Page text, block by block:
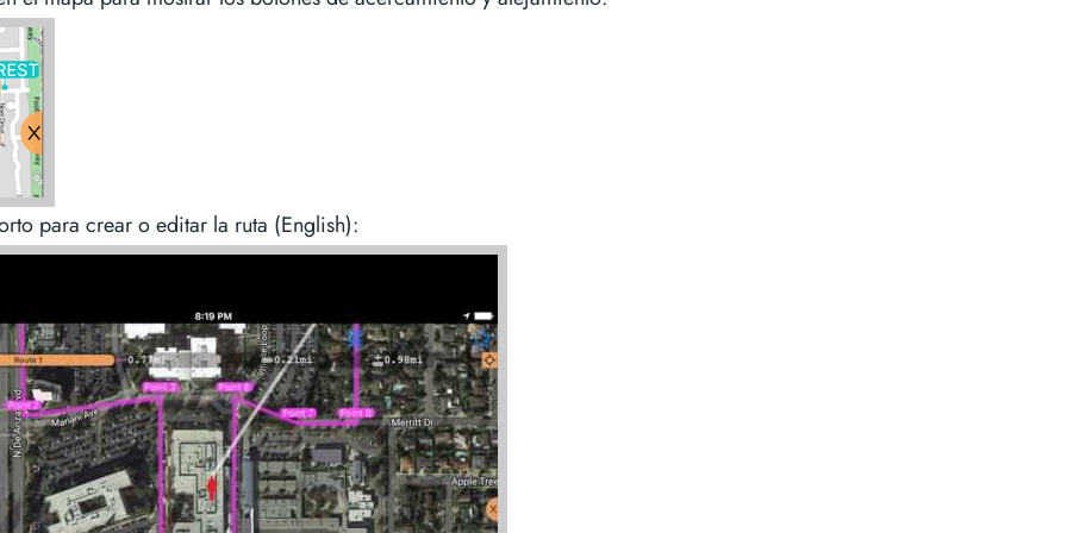
para crear o editar la ruta (English):